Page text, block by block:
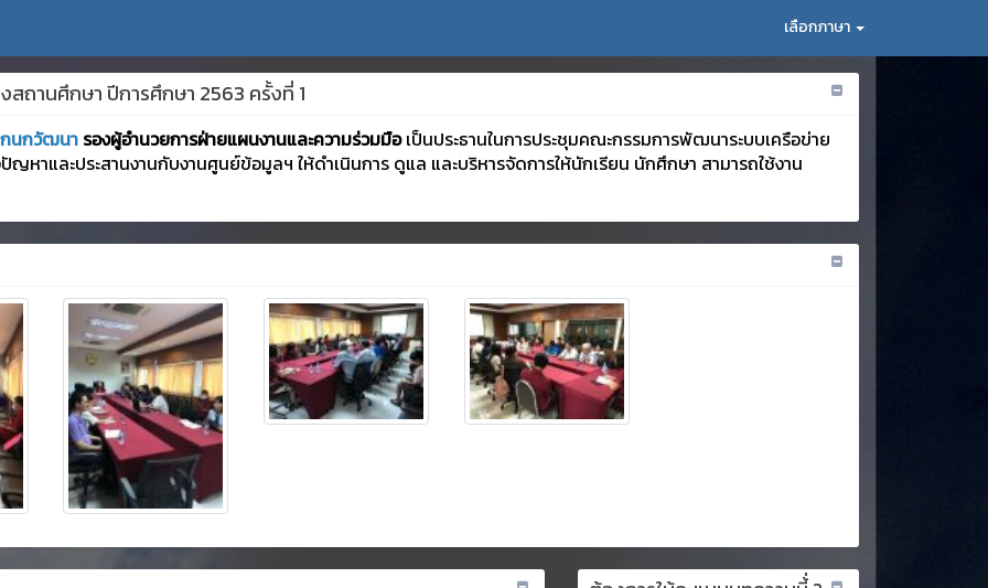
เลือกภาษา
ถานศึกษา ปีการศึกษา 2563 ครั้งที่ 1
นกวัฒนา รองผู้อำนวยการฝ่ายแผนงานและความร่วมมือเป็นประธานในการประชุมคณะกรรมการพัฒนาระบบเครือข่าย
หาและประสานงานกับงานศูนย์ข้อมูลฯ ให้ดำเนินการ ดูแล และบริหารจัดการให้นักเรียน นักศึกษา สามารถใช้งาน